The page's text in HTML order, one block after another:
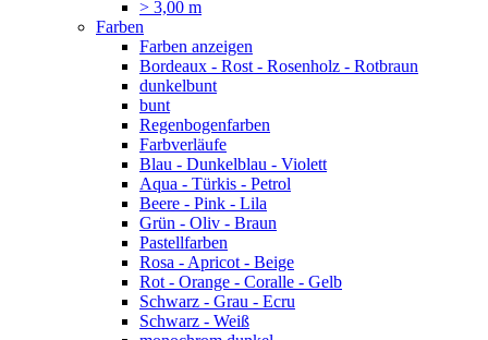
> 3,00 m
Farben
Farben anzeigen
Bordeaux - Rost - Rosenholz - Rotbraun
dunkelbunt
bunt
Regenbogenfarben
Farbverläufe
Blau - Dunkelblau - Violett
Aqua - Türkis - Petrol
Beere - Pink - Lila
Grün - Oliv - Braun
Pastellfarben
Rosa - Apricot - Beige
Rot - Orange - Coralle - Gelb
Schwarz - Grau - Ecru
Schwarz - Weiß